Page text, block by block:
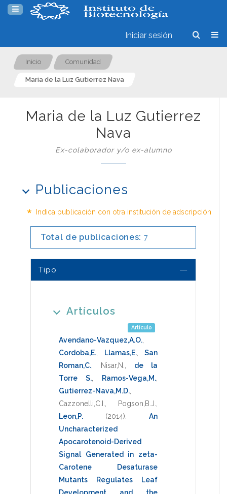
Iniciar sesión
Inicio Comunidad
Maria de la Luz Gutierrez Nava
Maria de la Luz Gutierrez
Nava
Ex-colaborador y/o ex-alumno
Publicaciones
* Indica publicación con otra institución de adscripción
Total de publicaciones: 7
Tipo
Artículos
Artículo
Avendano-Vazquez,A.O.
Cordoba,E.
Llamas,E., San
Roman,C.
Nisar,N.
de la
Torre S.
Ramos-Vega,M.
Gutierrez-Nava,M.D.
Cazzonelli,C.I.
Pogson,B.J.
Leon,P.
(2014)
An
Uncharacterized
Apocarotenoid-Derived
Signal Generated in zeta-
Carotene Desaturase
Mutants Regulates Leaf
Development and the